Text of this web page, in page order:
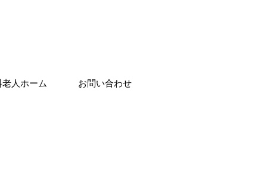
老人ホーム お問い合わせ